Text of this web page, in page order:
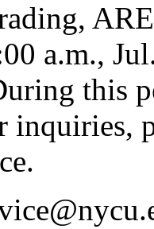
a.m.,
this
inquiries,